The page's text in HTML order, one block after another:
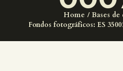
Home Bases de
Fondos fotográficos: ES
EL MUSEO